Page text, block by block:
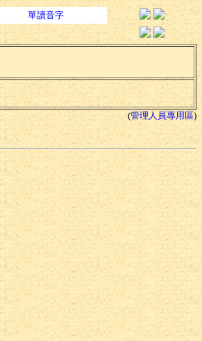
單讀音字
(管理人員專用區)